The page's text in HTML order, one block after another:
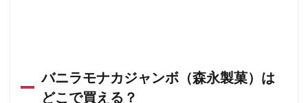
バニラモナカジャンボ（森永製菓）は
どこで買える？